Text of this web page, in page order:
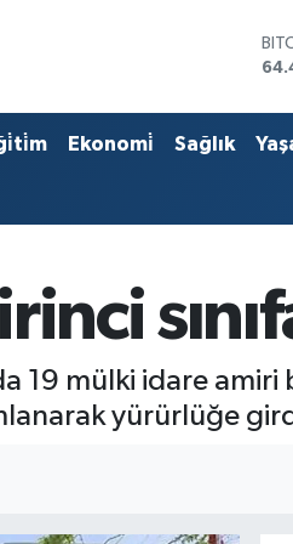
Ekonomi̇ Sağlık
19 mülki idare amiri
yürürlüğe